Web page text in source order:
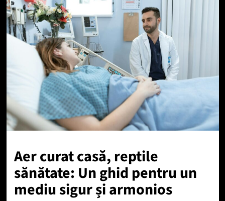
Aer curat casă, reptile
sănătate: Un ghid pentru un
mediu sigur și armonios